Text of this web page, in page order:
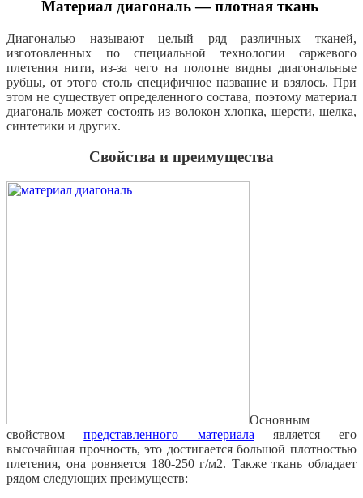
Материал диагональ — плотная ткань
Диагональю называют целый ряд различных тканей,
изготовленных по специальной технологии саржевого
плетения нити, из-за чего на полотне видны диагональные
рубцы, от этого столь специфичное название и взялось. При
этом не существует определенного состава, поэтому материал
диагональ может состоять из волокон хлопка, шерсти, шелка,
синтетики и других.
Свойства и преимущества
Основным
свойствомпредставленного материала является его
высочайшая прочность, это достигается большой плотностью
плетения, она ровняется 180-250 г/м2. Также ткань обладает
рядом следующих преимуществ: